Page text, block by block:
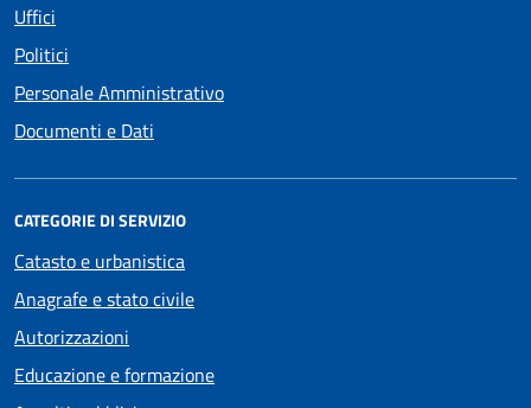
Uffici
Politici
Personale Amministrativo
Documenti e Dati
CATEGORIE DI SERVIZIO
Catasto e urbanistica
Anagrafe e stato civile
Autorizzazioni
Educazione e formazione